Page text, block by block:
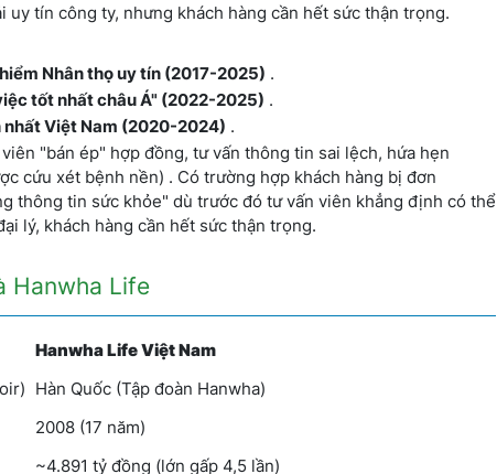
tín công ty, nhưng khách hàng cần hết sức thận trọng.
Nhân thọ uy tín (2017-2025) .
tốt nhất châu Á" (2022-2025) .
nhất Việt Nam (2020-2024) .
"bán ép" hợp đồng, tư vấn thông tin sai lệch, hứa hẹn
cứu xét bệnh nền) . Có trường hợp khách hàng bị đơn
thông tin sức khỏe" dù trước đó tư vấn viên khẳng định có thể
lý, khách hàng cần hết sức thận trọng.
Hanwha Life
Hanwha Life Việt Nam
Hàn Quốc (Tập đoàn Hanwha)
2008 (17 năm)
~4.891 tỷ đồng (lớn gấp 4,5 lần)